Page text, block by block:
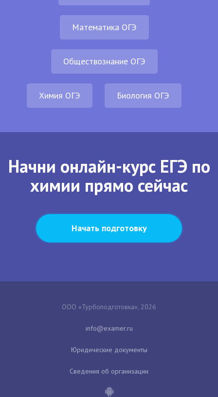
Математика ОГЭ
Обществознание ОГЭ
Химия ОГЭ Биология ОГЭ
Начни онлайн-курс ЕГЭ по
химии прямо сейчас
Начать подготовку
ООО «Турбоподготовка», 2026
Юридические документы
Сведения об организации